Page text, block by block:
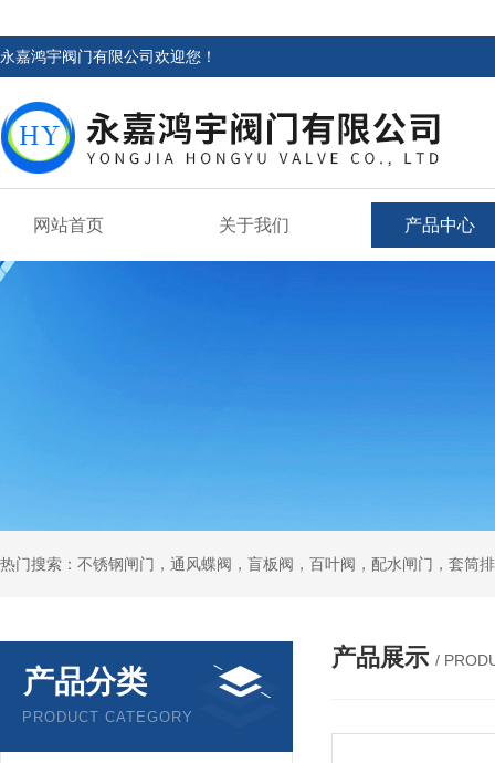
永嘉鸿宇阀门有限公司欢迎您！
网站首页 关于我们 产品中心
热门搜索：不锈钢闸门，通风蝶阀，盲板阀，百叶阀，配水闸门，套筒
产品分类
PRODUCT CATEGORY
产品展示 /